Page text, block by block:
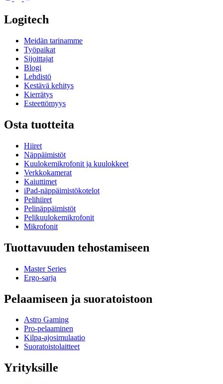
Logitech
Meidän tarinamme
Työpaikat
Sijoittajat
Blogi
Lehdistö
Kestävä kehitys
Kierrätys
Esteettömyys
Osta tuotteita
Hiiret
Näppäimistöt
Kuulokemikrofonit ja kuulokkeet
Verkkokamerat
Kaiuttimet
iPad-näppäimistökotelot
Pelihiiret
Pelinäppäimistöt
Pelikuulokemikrofonit
Mikrofonit
Tuottavuuden tehostamiseen
Master Series
Ergo-sarja
Pelaamiseen ja suoratoistoon
Astro Gaming
Pro-pelaaminen
Kilpa-ajosimulaatio
Suoratoistolaitteet
Yrityksille